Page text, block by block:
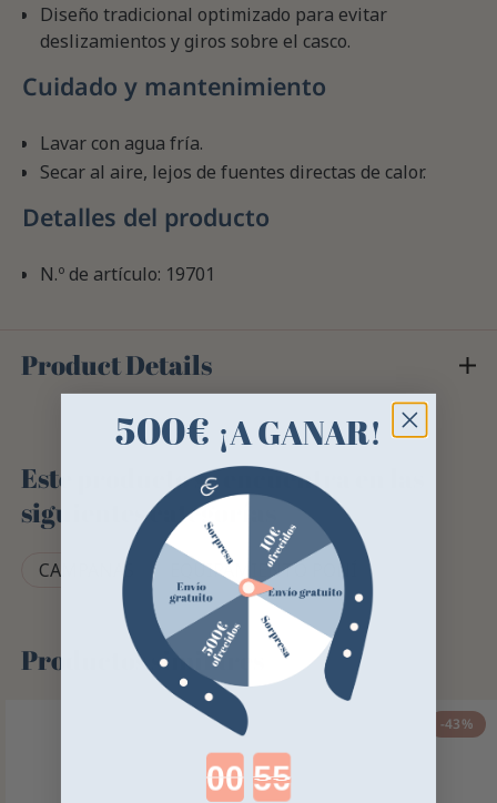
Diseño tradicional optimizado para evitar
deslizamientos y giros sobre el casco.
Cuidado y mantenimiento
Lavar con agua fría.
Secar al aire, lejos de fuentes directas de calor.
Detalles del producto
N.º de artículo: 19701
Product Details
Este producto se encuentra en las
siguientes categorías
CAMPANAS EQUIPAMIENTO PONÍ
Productos similares
-43%
500€ ¡A GANAR!
Countdown ends in: